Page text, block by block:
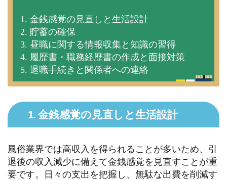
1. 金銭感覚の見直しと生活設計
2. 貯蓄の確保
3. 昼職に関する情報収集と知識の習得
4. 履歴書・職務経歴書の作成と面接対策
5. 退職手続きと関係者への連絡
1. 金銭感覚の見直しと生活設計
風俗業界では高収入を得られることが多いため、引
退後の収入減少に備えて金銭感覚を見直すことが重
要です。日々の支出を把握し、無駄な出費を削減す